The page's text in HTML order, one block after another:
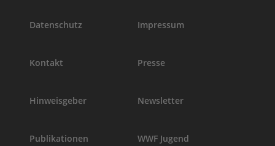
Datenschutz Impressum
Kontakt Presse
Hinweisgeber Newsletter
Publikationen WWF Jugend